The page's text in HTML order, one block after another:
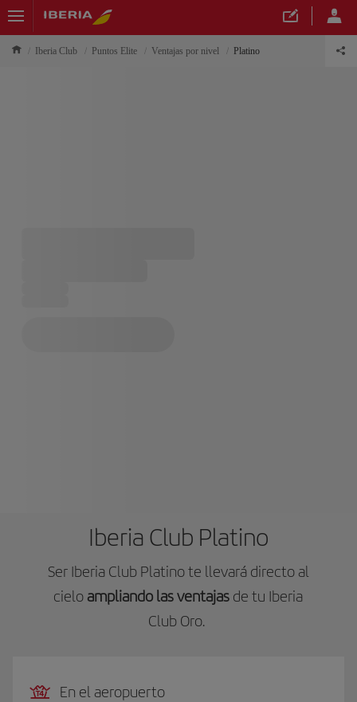
Iberia Club Puntos Elite Ventajas por nivel Platino
Iberia Club Platino
Ser Iberia Club Platino te llevará directo al
cielo ampliando las ventajas de tu Iberia
Club Oro.
En el aeropuerto